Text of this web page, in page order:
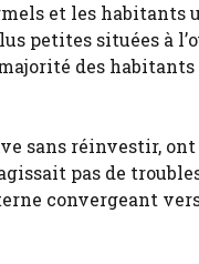
et les habitants
petites situées à
des habitants
sans réinvestir, ont
pas de
convergeant